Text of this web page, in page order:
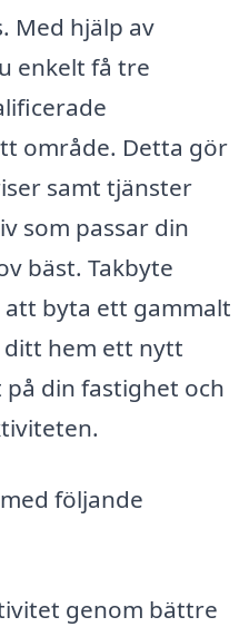
Med hjälp av
enkelt få tre
område. Detta gör
samt tjänster
som passar din
bäst. Takbyte
byta ett gammalt
ditt hem ett nytt
din fastighet och
följande
genom bättre